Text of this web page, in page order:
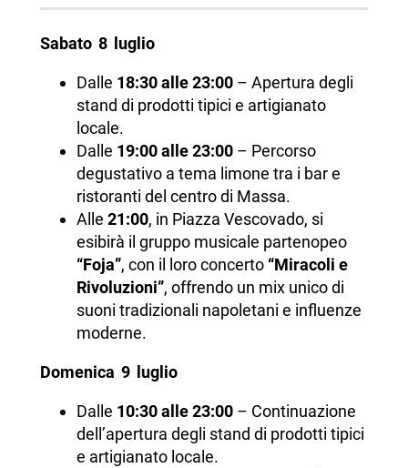
Sabato 8 luglio
Dalle 18:30 alle 23:00– Apertura degli
stand di prodotti tipici e artigianato
locale.
Dalle 19:00 alle 23:00– Percorso
degustativo a tema limone tra i bar e
ristoranti del centro di Massa.
Alle 21:00, in Piazza Vescovado, si
esibirà il gruppo musicale partenopeo
“Foja”, con il loro concerto “Miracoli e
Rivoluzioni”, offrendo un mix unico di
suoni tradizionali napoletani e influenze
moderne.
Domenica 9 luglio
Dalle 10:30 alle 23:00– Continuazione
dell’apertura degli stand di prodotti tipici
e artigianato locale.